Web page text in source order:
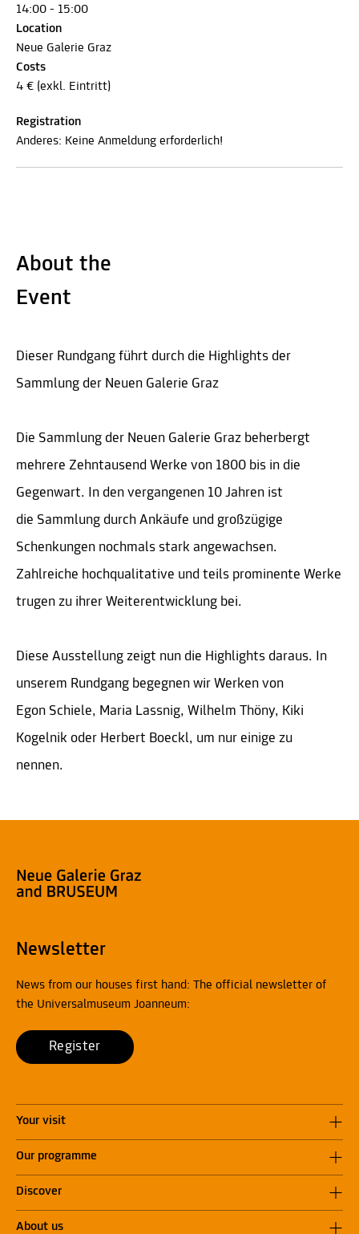
14:00 - 15:00
Location
Neue Galerie Graz
Costs
4 € (exkl. Eintritt)
Registration
Anderes: Keine Anmeldung erforderlich!
About the
Event
Dieser Rundgang führt durch die Highlights der
Sammlung der Neuen Galerie Graz
Die Sammlung der Neuen Galerie Graz beherbergt
mehrere Zehntausend Werke von 1800 bis in die
Gegenwart. In den vergangenen 10 Jahren ist
die Sammlung durch Ankäufe und großzügige
Schenkungen nochmals stark angewachsen.
Zahlreiche hochqualitative und teils prominente Werke
trugen zu ihrer Weiterentwicklung bei.
Diese Ausstellung zeigt nun die Highlights daraus. In
unserem Rundgang begegnen wir Werken von
Egon Schiele, Maria Lassnig, Wilhelm Thöny, Kiki
Kogelnik oder Herbert Boeckl, um nur einige zu
nennen.
Newsletter
News from our houses first hand: The official newsletter of
the Universalmuseum Joanneum:
Register
Your visit
Our programme
Discover
About us